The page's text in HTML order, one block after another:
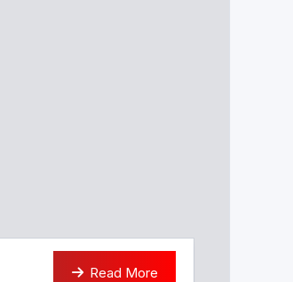
Read More